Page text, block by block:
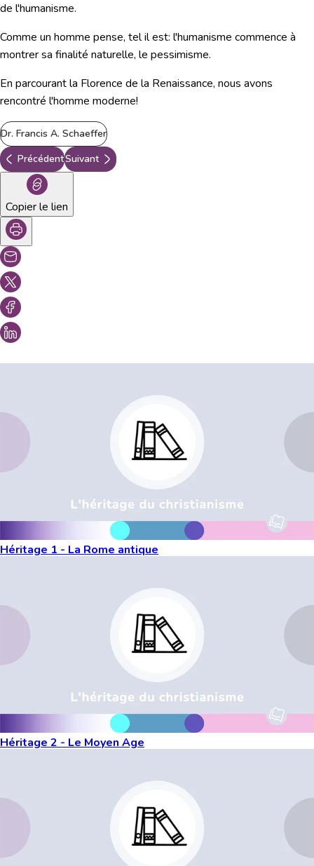
de l'humanisme.
Comme un homme pense, tel il est: l'humanisme commence à
montrer sa finalité naturelle, le pessimisme.
En parcourant la Florence de la Renaissance, nous avons
rencontré l'homme moderne!
Dr. Francis A. Schaeffer
PrécédentSuivant
Copier le lien
Héritage 1 - La Rome antique
Héritage 2 - Le Moyen Age